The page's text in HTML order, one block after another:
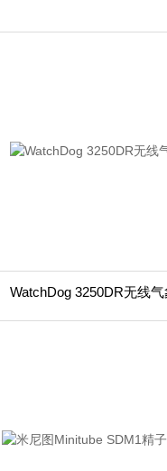
WatchDog 3250DR无线